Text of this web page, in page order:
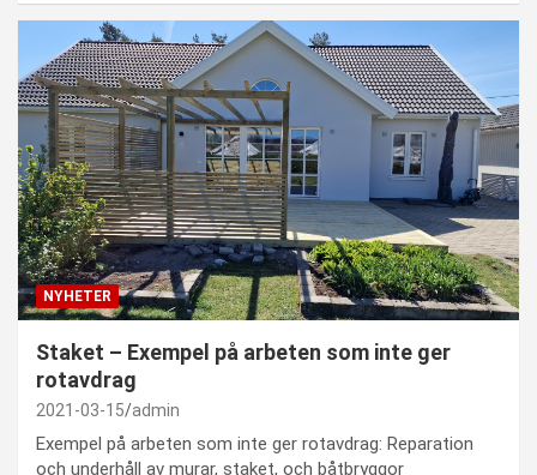
NYHETER
Staket – Exempel på arbeten som inte ger
rotavdrag
2021-03-15 admin
Exempel på arbeten som inte ger rotavdrag: Reparation
och underhåll av murar, staket, och båtbryggor